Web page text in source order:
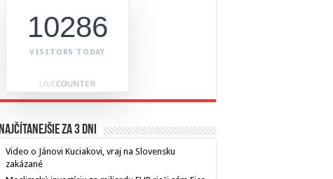
10286
VISITORS TODAY
za 3 dni
Video o Jánovi Kuciakovi, vraj na Slovensku
zakázané